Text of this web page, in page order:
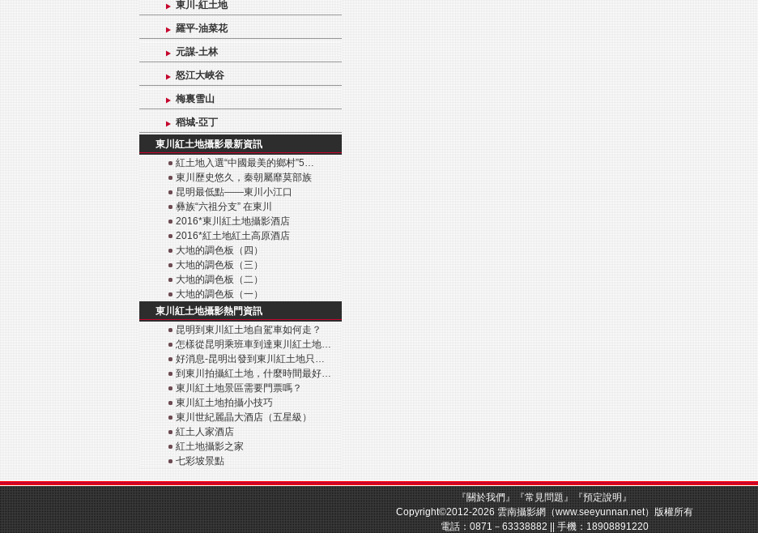
東川-紅土地
羅平-油菜花
元謀-土林
怒江大峽谷
梅裏雪山
稻城-亞丁
東川紅土地攝影最新資訊
紅土地入選“中國最美的鄉村”5…
東川歷史悠久，秦朝屬靡莫部族
昆明最低點——東川小江口
彝族“六祖分支” 在東川
2016*東川紅土地攝影酒店
2016*紅土地紅土高原酒店
大地的調色板（四）
大地的調色板（三）
大地的調色板（二）
大地的調色板（一）
東川紅土地攝影熱門資訊
昆明到東川紅土地自駕車如何走？
怎樣從昆明乘班車到達東川紅土地…
好消息-昆明出發到東川紅土地只…
到東川拍攝紅土地，什麼時間最好…
東川紅土地景區需要門票嗎？
東川紅土地拍攝小技巧
東川世紀麗晶大酒店（五星級）
紅土人家酒店
紅土地攝影之家
七彩坡景點
『關於我們』『常見問題』『預定說明』
Copyright©2012-2026雲南攝影網（www.seeyunnan.net）版權所有
電話：0871－63338882 || 手機：18908891220